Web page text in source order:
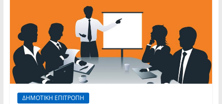
ΔΗΜΟΤΙΚΗ ΕΠΙΤΡΟΠΗ